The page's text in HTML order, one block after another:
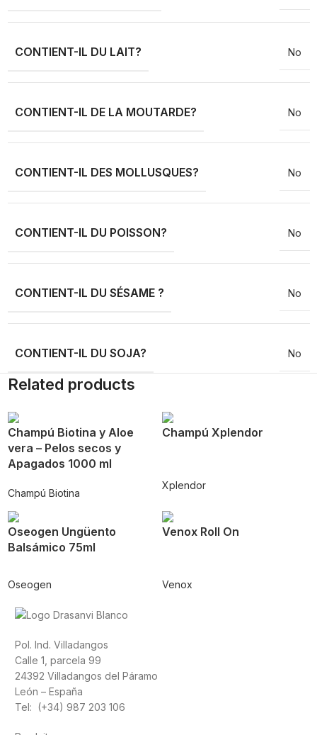
CONTIENT-IL DU LAIT? No
CONTIENT-IL DE LA MOUTARDE? No
CONTIENT-IL DES MOLLUSQUES? No
CONTIENT-IL DU POISSON? No
CONTIENT-IL DU SÉSAME ? No
CONTIENT-IL DU SOJA? No
Related products
Champú Biotina y Aloe
vera – Pelos secos y
Apagados 1000 ml
Champú Biotina
Champú Xplendor
Xplendor
Oseogen Ungüento
Balsámico 75ml
Oseogen
Venox Roll On
Venox
Pol. Ind. Villadangos
Calle 1, parcela 99
24392 Villadangos del Páramo
León – España
Tel: (+34) 987 203 106